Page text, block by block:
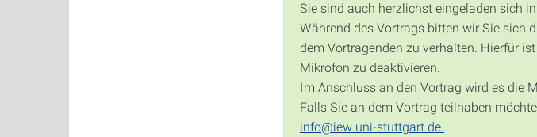
Sie sind auch herzlichst eingeladen sich
Während des Vortrags bitten wir Sie sich
dem Vortragenden zu verhalten. Hierfür
Mikrofon zu deaktivieren.
Im Anschluss an den Vortrag wird es die
Falls Sie an dem Vortrag teilhaben
info@iew.uni-stuttgart.de.